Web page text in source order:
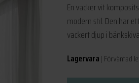
En vacker vit
modern stil. Den har
vackert djup i
Lagervara | Förväntad